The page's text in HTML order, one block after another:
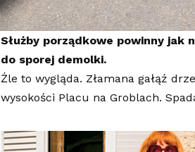
Służby porządkowe powinny jak
do sporej demolki.
Źle to wygląda. Złamana gałąź
wysokości Placu na Groblach.